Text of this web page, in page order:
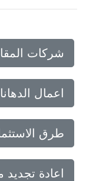
شركات
اعمال
طرق
اعادة تجديد